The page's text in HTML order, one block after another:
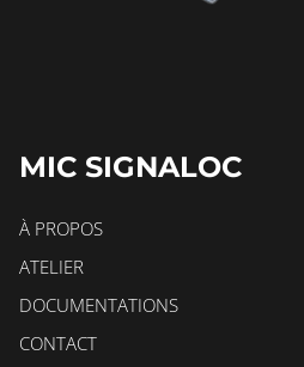
MIC SIGNALOC
À PROPOS
ATELIER
DOCUMENTATIONS
CONTACT